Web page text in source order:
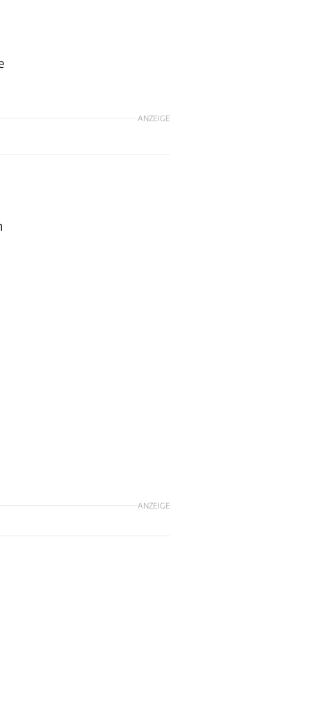
ANZEIGE
ANZEIGE